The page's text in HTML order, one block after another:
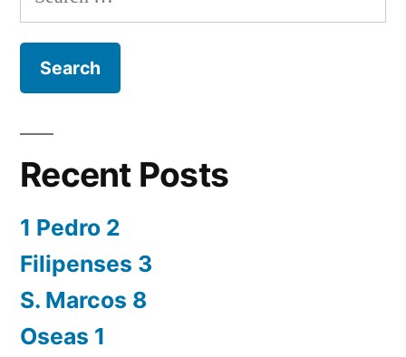
for:
Recent Posts
1 Pedro 2
Filipenses 3
S. Marcos 8
Oseas 1